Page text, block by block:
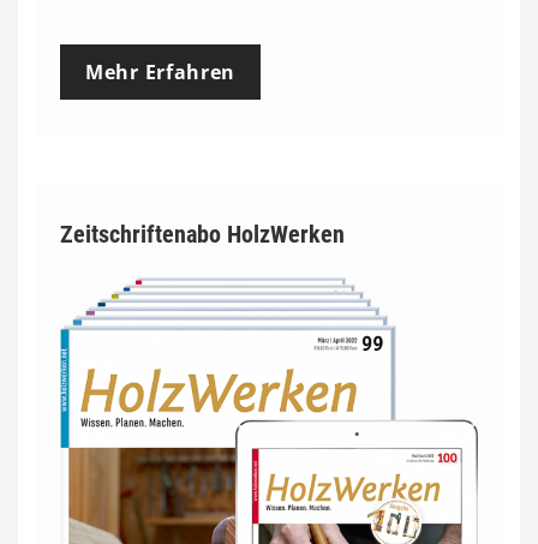
Mehr Erfahren
Zeitschriftenabo HolzWerken